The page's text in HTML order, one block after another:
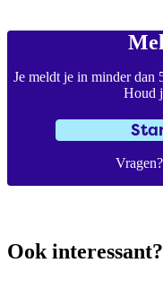
Je meldt je in minder dan
Houd
Vragen?
Ook interessant?